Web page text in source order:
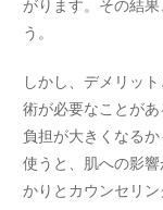
がります。その結
う。
しかし、デメリッ
術が必要なことが
負担が大きくなる
使うと、肌への影
かりとカウンセリン